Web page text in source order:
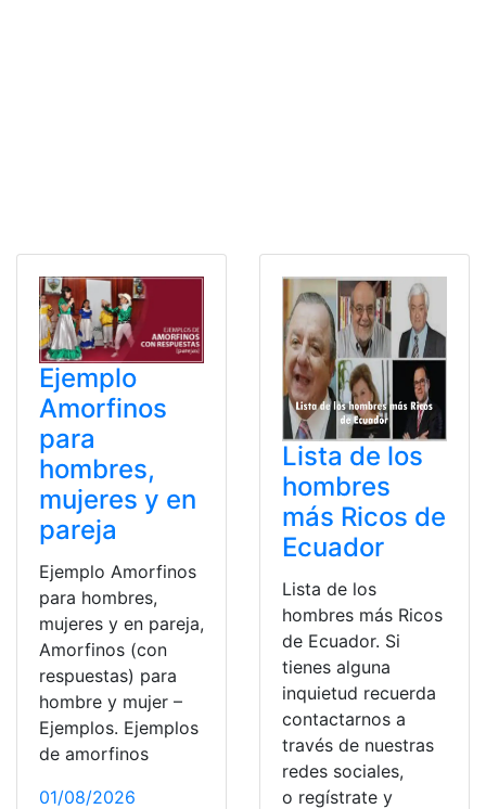
Ejemplo
Amorfinos
para
hombres,
mujeres y en
pareja
Ejemplo Amorfinos
para hombres,
mujeres y en pareja,
Amorfinos (con
respuestas) para
hombre y mujer –
Ejemplos. Ejemplos
de amorfinos
01/08/2026
Lista de los
hombres
más Ricos de
Ecuador
Lista de los
hombres más Ricos
de Ecuador. Si
tienes alguna
inquietud recuerda
contactarnos a
través de nuestras
redes sociales,
o regístrate y